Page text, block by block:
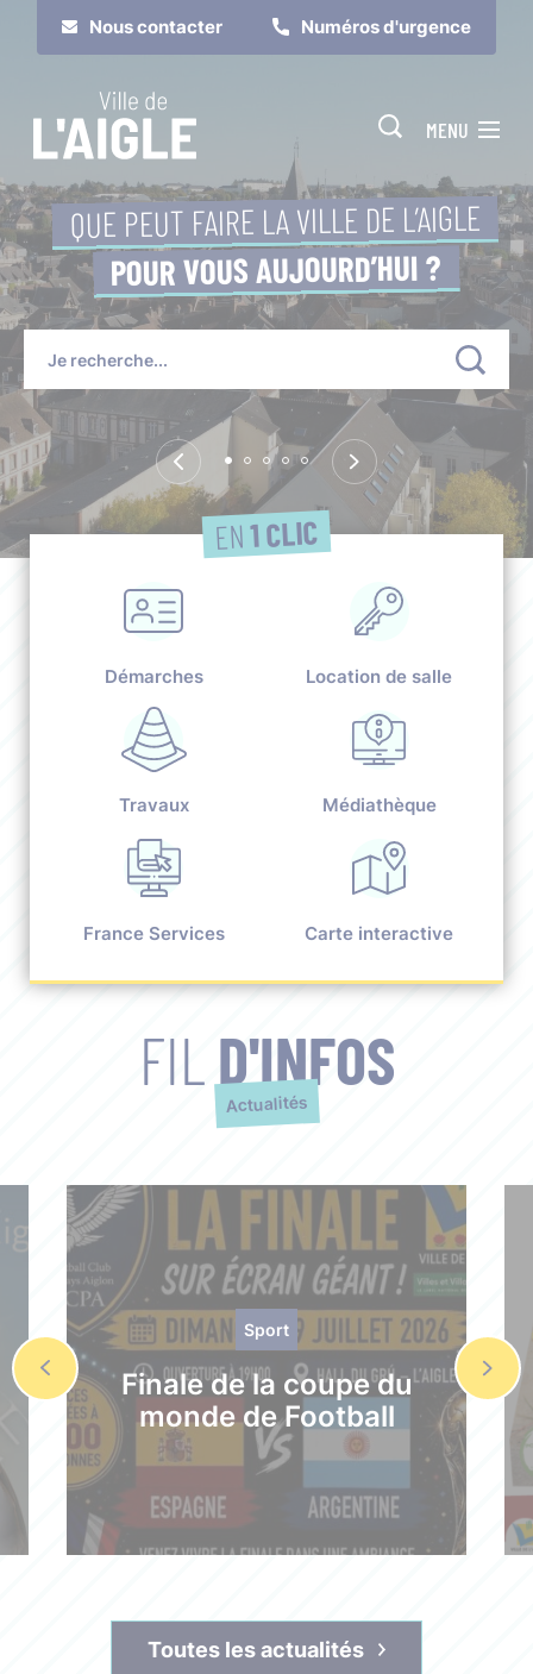
Nous contacter Numéros d'urgence
Je suis Je participe
MENU
QUE PEUT FAIRE LA VILLE DE L’AIGLE
POUR VOUS AUJOURD’HUI ?
EN1 CLIC
Démarches Location de salle
Travaux Médiathèque
France Services Carte interactive
FIL D'INFOS
Actualités
Sport
Finale de la coupe du
monde de Football
Toutes les actualités
Cookies management panel